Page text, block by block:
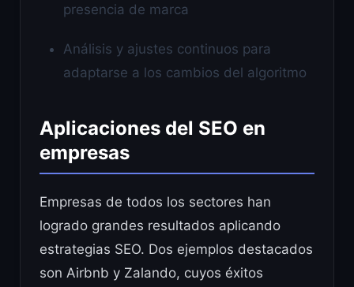
presencia de marca
Análisis y ajustes continuos para
adaptarse a los cambios del algoritmo
Aplicaciones del SEO en
empresas
Empresas de todos los sectores han
logrado grandes resultados aplicando
estrategias SEO. Dos ejemplos destacados
son Airbnb y Zalando, cuyos éxitos